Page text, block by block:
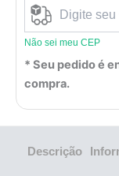
Não sei meu CEP
* Seu pedido é
compra.
Descrição